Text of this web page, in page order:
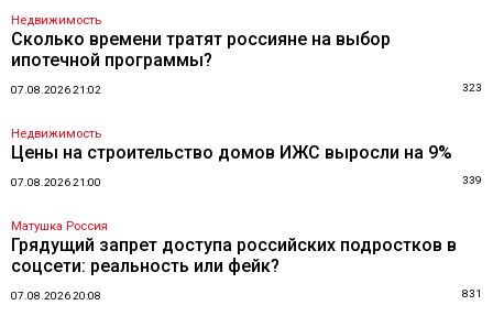
Недвижимость
Сколько времени тратят россияне на выбор
ипотечной программы?
07.08.2026 21:02 323
Недвижимость
Цены на строительство домов ИЖС выросли на 9%
07.08.2026 21:00 339
Матушка Россия
Грядущий запрет доступа российских подростков в
соцсети: реальность или фейк?
07.08.2026 20:08 831